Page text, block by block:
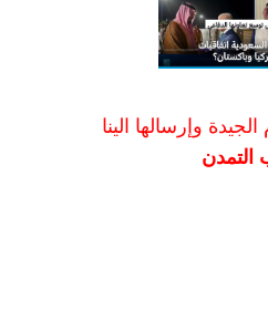
وإرسالها الينا
التمدن